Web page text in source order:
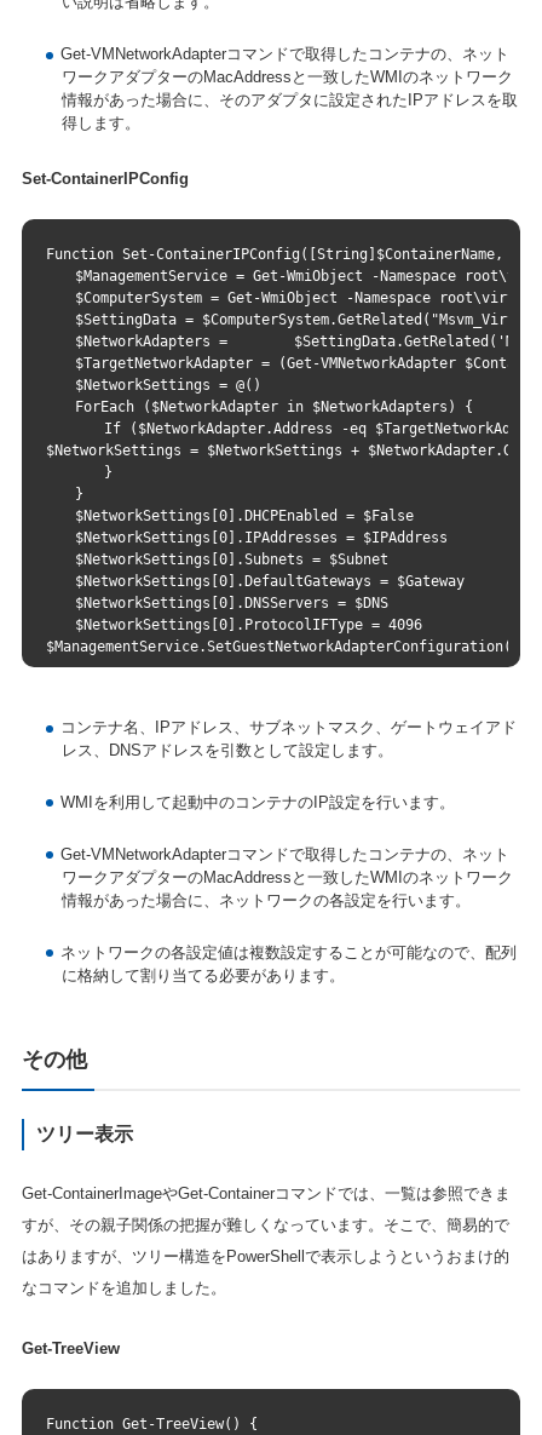
Get-VMNetworkAdapterコマンドで取得したコンテナの、ネット
ワークアダプターのMacAddressと一致したWMIのネットワーク
情報があった場合に、そのアダプタに設定されたIPアドレスを取
得します。
Set-ContainerIPConfig
Function Set-ContainerIPConfig([String]$ContainerName,
$ManagementService = Get-WmiObject -Namespace
$ComputerSystem = Get-WmiObject -Namespace
$SettingData =
$NetworkAdapters = 　　　　
$TargetNetworkAdapter = (Get-VMNetworkAdapter
$NetworkSettings = @()
ForEach ($NetworkAdapter in $NetworkAdapters) {
If ($NetworkAdapter.Address -eq
$NetworkSettings = $NetworkSettings +
}
}
$NetworkSettings[0].DHCPEnabled = $False
$NetworkSettings[0].IPAddresses = $IPAddress
$NetworkSettings[0].Subnets = $Subnet
$NetworkSettings[0].DefaultGateways = $Gateway
$NetworkSettings[0].DNSServers = $DNS
$NetworkSettings[0].ProtocolIFType = 4096
#Write-Host "IP was configured."
コンテナ名、IPアドレス、サブネットマスク、ゲートウェイアド
レス、DNSアドレスを引数として設定します。
WMIを利用して起動中のコンテナのIP設定を行います。
Get-VMNetworkAdapterコマンドで取得したコンテナの、ネット
ワークアダプターのMacAddressと一致したWMIのネットワーク
情報があった場合に、ネットワークの各設定を行います。
ネットワークの各設定値は複数設定することが可能なので、配列
に格納して割り当てる必要があります。
その他
ツリー表示
Get-ContainerImageやGet-Containerコマンドでは、一覧は参照できま
すが、その親子関係の把握が難しくなっています。そこで、簡易的で
はありますが、ツリー構造をPowerShellで表示しようというおまけ的
なコマンドを追加しました。
Get-TreeView
Function Get-TreeView() {